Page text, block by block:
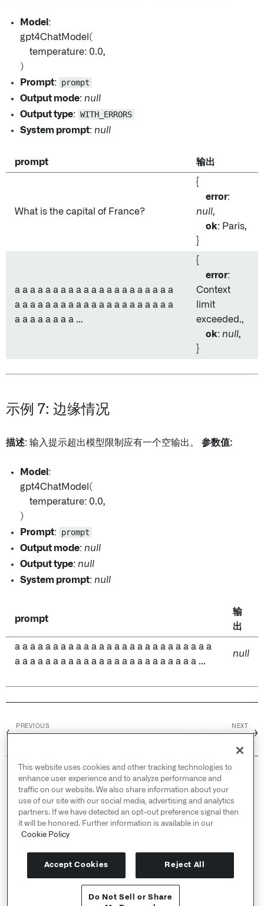
Model :
gpt4ChatModel(
temperature: 0.0,
)
Prompt: prompt
Output mode: null
Output type: WITH_ERRORS
System prompt: null
prompt 输出
What is the capital of France?
{
error:
null,
ok: Paris,
}
a a a a a a a a a a a a a a a a a a a a a
a a a a a a a a a a a a a a a a a a a a a
a a a a a a a a ...
{
error:
Context
limit
exceeded.,
ok: null,
}
示例 7: 边缘情况
描述: 输入提示超出模型限制应有一个空输出。 参数值:
Model :
gpt4ChatModel(
temperature: 0.0,
)
Prompt: prompt
Output mode: null
Output type: null
System prompt: null
prompt
输
出
a a a a a a a a a a a a a a a a a a a a a a a a a a
a a a a a a a a a a a a a a a a a a a a a a a a ...
null
←
PREVIOUS NEXT
→
© 2026 Palantir Technologies Inc. All rights
reserved.
Cookies Statement ↗
Privacy Statement ↗
Terms of Use ↗
Do Not Sell or Share My Personal Information
This website uses cookies and other tracking technologies to
enhance user experience and to analyze performance and
traffic on our website. We also share information about your
use of our site with our social media, advertising and analytics
partners. If we have detected an opt-out preference signal then
it will be honored. Further information is available in our
Cookie Policy
Accept Cookies Reject All
Do Not Sell or Share